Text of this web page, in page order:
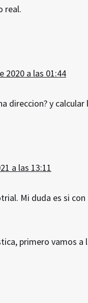
real.
2020 a las 01:44
direccion? y
a las 13:11
Mi duda es si
primero vamos